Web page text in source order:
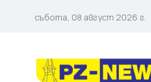
събота, 08 август 2026 г.